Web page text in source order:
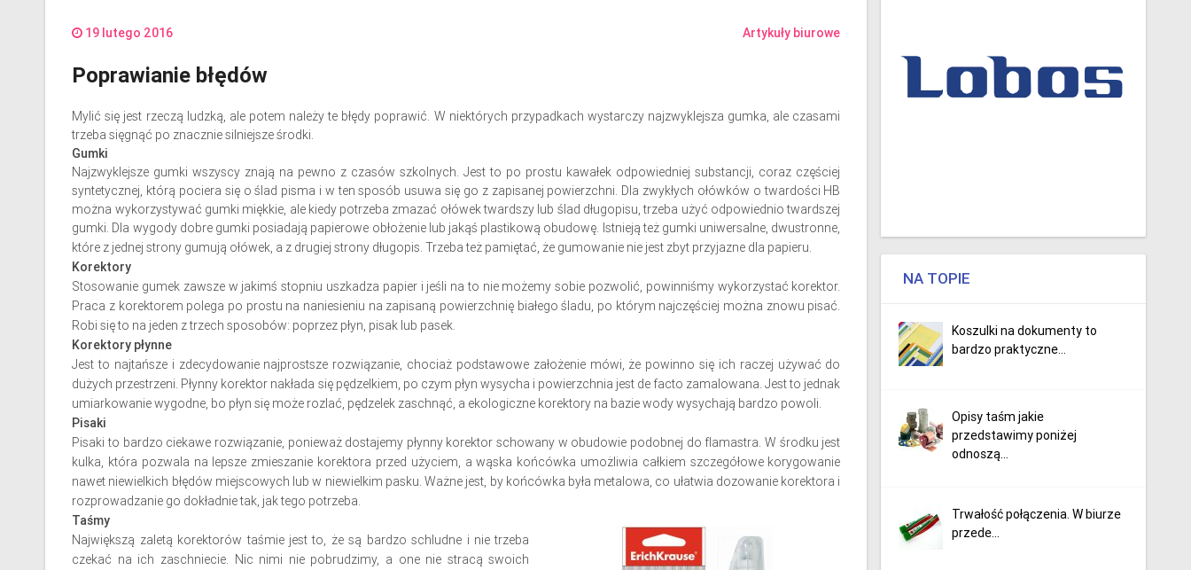
19 lutego 2016 Artykuły biurowe
Poprawianie błędów
Mylić się jest rzeczą ludzką, ale potem należy te błędy poprawić. W niektórych przypadkach wystarczy najzwyklejsza gumka, ale czasami
trzeba sięgnąć po znacznie silniejsze środki.
Gumki
Najzwyklejsze gumki wszyscy znają na pewno z czasów szkolnych. Jest to po prostu kawałek odpowiedniej substancji, coraz częściej
syntetycznej, którą pociera się o ślad pisma i w ten sposób usuwa się go z zapisanej powierzchni. Dla zwykłych ołówków o twardości HB
można wykorzystywać gumki miękkie, ale kiedy potrzeba zmazać ołówek twardszy lub ślad długopisu, trzeba użyć odpowiednio twardszej
gumki. Dla wygody dobre gumki posiadają papierowe obłożenie lub jakąś plastikową obudowę. Istnieją też gumki uniwersalne, dwustronne,
które z jednej strony gumują ołówek, a z drugiej strony długopis.Trzeba też pamiętać, że gumowanie nie jest zbyt przyjazne dla papieru.
Korektory
Stosowanie gumek zawsze w jakimś stopniu uszkadza papier i jeśli na to nie możemy sobie pozwolić, powinniśmy wykorzystać korektor.
Praca z korektorem polega po prostu na naniesieniu na zapisaną powierzchnię białego śladu, po którym najczęściej można znowu pisać.
Robi się to na jeden z trzech sposobów: poprzez płyn, pisak lub pasek.
Korektory płynne
Jest to najtańsze i zdecydowanie najprostsze rozwiązanie, chociaż podstawowe założenie mówi, że powinno się ich raczej używać do
dużych przestrzeni. Płynny korektor nakłada się pędzelkiem, po czym płyn wysycha i powierzchnia jest de facto zamalowana. Jest to jednak
umiarkowanie wygodne, bo płyn się może rozlać, pędzelek zaschnąć, a ekologiczne korektory na bazie wody wysychają bardzo powoli.
Pisaki
Pisaki to bardzo ciekawe rozwiązanie, ponieważ dostajemy płynny korektor schowany w obudowie podobnej do flamastra. W środku jest
kulka, która pozwala na lepsze zmieszanie korektora przed użyciem, a wąska końcówka umożliwia całkiem szczegółowe korygowanie
nawet niewielkich błędów miejscowych lub w niewielkim pasku. Ważne jest, by końcówka była metalowa, co ułatwia dozowanie korektora i
rozprowadzanie go dokładnie tak, jak tego potrzeba.
Taśmy
Największą zaletą korektorów taśmie jest to, że są bardzo schludne i nie trzeba
czekać na ich zaschniecie. Nic nimi nie pobrudzimy, a one nie stracą swoich
NA TOPIE
Koszulki na dokumenty to
bardzo praktyczne...
Opisy taśm jakie
przedstawimy poniżej
odnoszą...
Trwałość połączenia. W biurze
przede...